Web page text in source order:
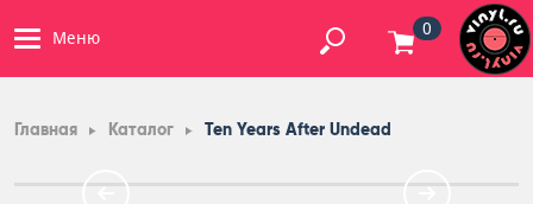
Меню 0
Главная Каталог Ten Years After Undead